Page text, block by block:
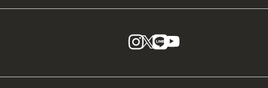
instagram
X LINE